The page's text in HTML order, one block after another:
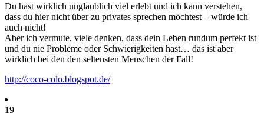
Du hast wirklich unglaublich viel erlebt und ich kann verstehen,
dass du hier nicht über zu privates sprechen möchtest – würde ich
auch nicht!
Aber ich vermute, viele denken, dass dein Leben rundum perfekt ist
und du nie Probleme oder Schwierigkeiten hast… das ist aber
wirklich bei den den seltensten Menschen der Fall!
http://coco-colo.blogspot.de/
19